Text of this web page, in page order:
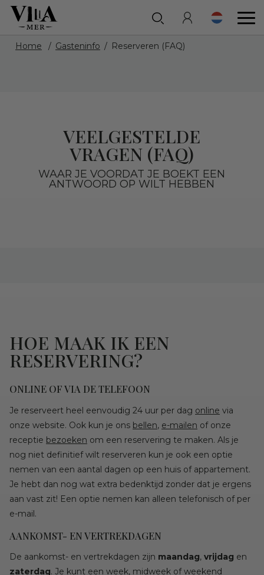
Home Gasteninfo Reserveren (FAQ)
VEELGESTELDE
VRAGEN (FAQ)
WAAR JE VOORDAT JE BOEKT EEN
ANTWOORD OP WILT HEBBEN
HOE MAAK IK EEN
RESERVERING?
ONLINE OF VIA DE TELEFOON
Je reserveert heel eenvoudig 24 uur per dag online via
onze website. Ook kun je ons bellen, e-mailen of onze
receptie bezoeken om een reservering te maken. Als je
nog niet definitief wilt reserveren kun je ook een optie
nemen van een aantal dagen op een huis of appartement.
Je hebt dan nog wat extra bedenktijd zonder dat je ergens
aan vast zit! Een optie nemen kan alleen telefonisch of per
e-mail.
AANKOMST- EN VERTREKDAGEN
De aankomst- en vertrekdagen zijn maandag, vrijdag en
zaterdag. Je kunt een week, midweek of weekend